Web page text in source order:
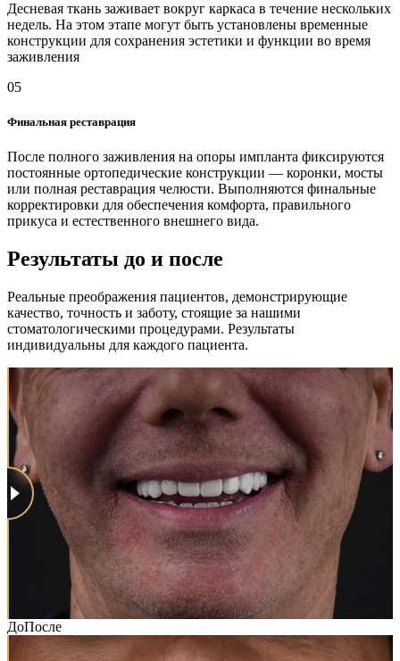
Десневая ткань заживает вокруг каркаса в течение нескольких
недель. На этом этапе могут быть установлены временные
конструкции для сохранения эстетики и функции во время
заживления
05
Финальная реставрация
После полного заживления на опоры импланта фиксируются
постоянные ортопедические конструкции — коронки, мосты
или полная реставрация челюсти. Выполняются финальные
корректировки для обеспечения комфорта, правильного
прикуса и естественного внешнего вида.
Результаты до и после
Реальные преображения пациентов, демонстрирующие
качество, точность и заботу, стоящие за нашими
стоматологическими процедурами. Результаты
индивидуальны для каждого пациента.
ДоПосле